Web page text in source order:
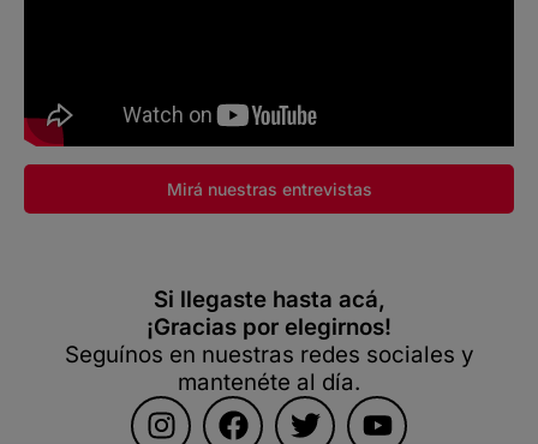
Mirá nuestras entrevistas
Si llegaste hasta acá,
¡Gracias por elegirnos!
Seguínos en nuestras redes sociales y
mantenéte al día.